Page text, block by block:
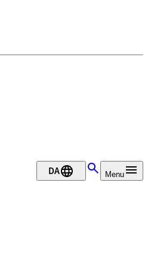
DA Menu